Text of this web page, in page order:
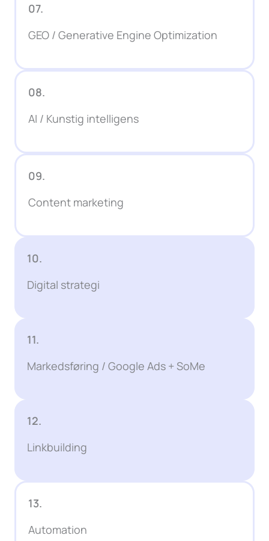
07.
GEO / Generative Engine Optimization
08.
AI / Kunstig intelligens
09.
Content marketing
10.
Digital strategi
11.
Markedsføring / Google Ads + SoMe
12.
Linkbuilding
13.
Automation